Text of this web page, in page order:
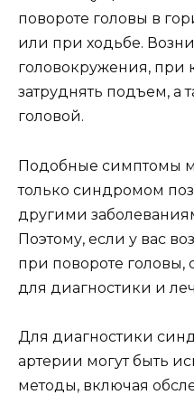
повороте головы в
или при ходьбе.
головокружения, при
затруднять подъем, а
головой.
Подобные симптомы
только синдромом
другими
Поэтому, если у вас
при повороте головы,
для диагностики и
Для диагностики
артерии могут быть
методы, включая